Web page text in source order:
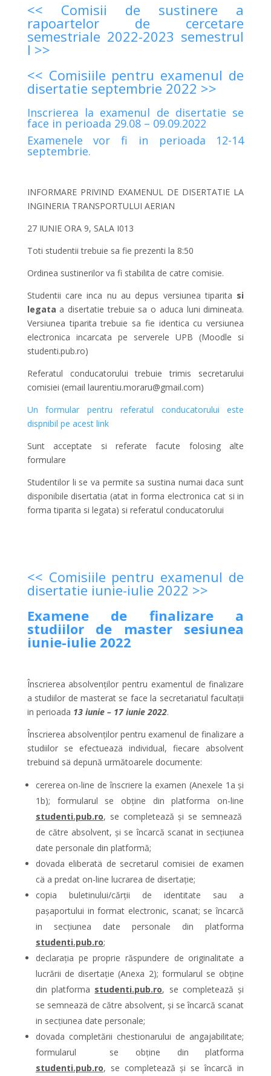
<< Comisii de sustinere a
rapoartelor de cercetare
semestriale 2022-2023 semestrul
I >>
<< Comisiile pentru examenul de
disertatie septembrie 2022 >>
Inscrierea la examenul de disertatie se
face in perioada 29.08 – 09.09.2022
Examenele vor fi in perioada 12-14
septembrie.
INFORMARE PRIVIND EXAMENUL DE DISERTATIE LA
INGINERIA TRANSPORTULUI AERIAN
27 IUNIE ORA 9, SALA I013
Toti studentii trebuie sa fie prezenti la 8:50
Ordinea sustinerilor va fi stabilita de catre comisie.
Studentii care inca nu au depus versiunea tiparita si
legata a disertatie trebuie sa o aduca luni dimineata.
Versiunea tiparita trebuie sa fie identica cu versiunea
electronica incarcata pe serverele UPB (Moodle si
studenti.pub.ro)
Referatul conducatorului trebuie trimis secretarului
comisiei (email laurentiu.moraru@gmail.com)
Un formular pentru referatul conducatorului este
dispnibil pe acest link
Sunt acceptate si referate facute folosing alte
formulare
Studentilor li se va permite sa sustina numai daca sunt
disponibile disertatia (atat in forma electronica cat si in
forma tiparita si legata) si referatul conducatorului
<< Comisiile pentru examenul de
disertatie iunie-iulie 2022 >>
Examene de finalizare a
studiilor de master sesiunea
iunie-iulie 2022
Înscrierea absolvenților pentru examentul de finalizare
a studiilor de masterat se face la secretariatul facultații
in perioada 13iunie – 17 iunie 2022.
Înscrierea absolvenților pentru examenul de finalizare a
studiilor se efectueazä individual, fiecare absolvent
trebuind sä depună următoarele documente:
cererea on-line de înscriere la examen (Anexele 1a și
1b); formularul se obține din platforma on-line
studenti.pub.ro, se completează și se semnează
de către absolvent, și se încarcă scanat in secțiunea
date personale din platformă;
dovada eliberatä de secretarul comisiei de examen
cä a predat on-line lucrarea de disertație;
copia buletinului/cărții de identitate sau a
paşaportului in format electronic, scanat; se încarcă
in secțiunea date personale din platforma
studenti.pub.ro;
declarația pe proprie răspundere de originalitate a
lucrării de disertație (Anexa 2); formularul se obține
din platforma studenti.pub.ro, se completează și
se semneazä de către absolvent, și se încarcă scanat
in secțiunea date personale;
dovada completării chestionarului de angajabilitate;
formularul se obține din platforma
studenti.pub.ro, se completează și se încarcă in